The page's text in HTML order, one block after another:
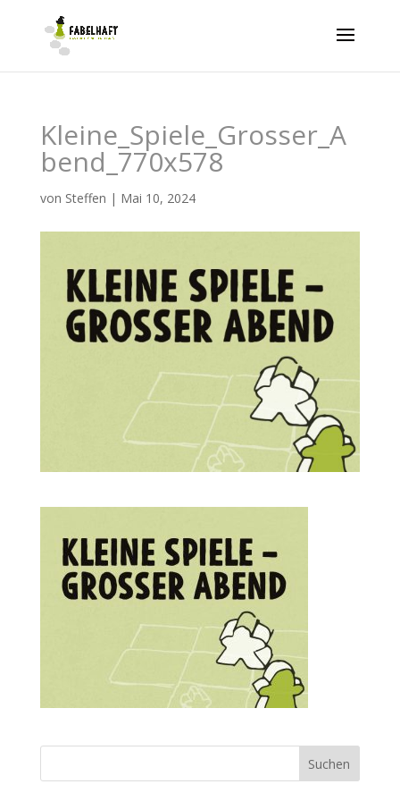
Kleine_Spiele_Grosser_A
bend_770x578
von Steffen | Mai 10, 2024